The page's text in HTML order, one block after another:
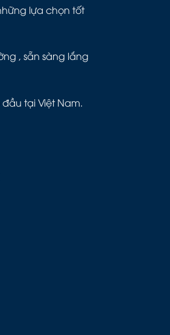
lựa chọn tốt
, sẵn sàng lắng
tại Việt Nam.